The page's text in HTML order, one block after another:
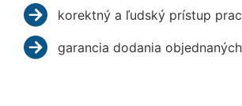
korektný a ľudský prístup
garancia dodania